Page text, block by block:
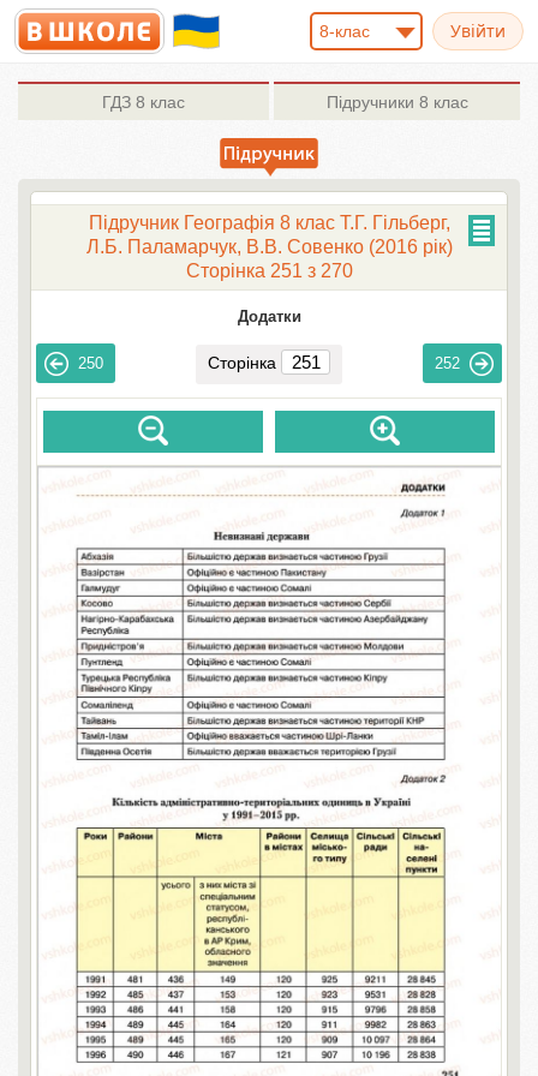
8-клас
ГДЗ 8 клас Підручники 8 клас
Підручник Географія 8 клас Т.Г. Гільберг,
Л.Б. Паламарчук, В.В. Совенко (2016 рік)
Сторінка 251 з 270
Додатки
250 Сторінка 252